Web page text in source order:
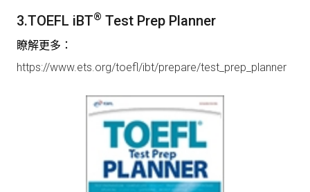
3.TOEFL iBT® Test Prep Planner
瞭解更多：
https://www.ets.org/toefl/ibt/prepare/test_prep_planner